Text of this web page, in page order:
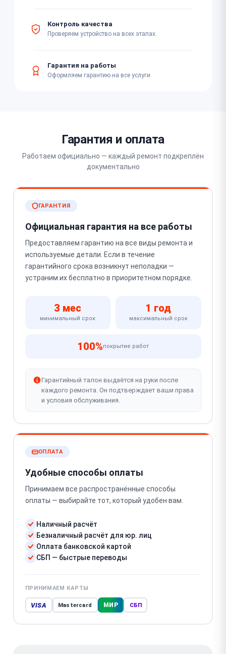
Контроль качества
Проверяем устройство на всех этапах.
Гарантия на работы
Оформляем гарантию на все услуги.
Гарантия и оплата
Работаем официально — каждый ремонт подкреплён
документально
ГАРАНТИЯ
Официальная гарантия на все работы
Предоставляем гарантию на все виды ремонта и
используемые детали. Если в течение
гарантийного срока возникнут неполадки —
устраним их бесплатно в приоритетном порядке.
3 мес
минимальный срок
1 год
максимальный срок
100%покрытие работ
Гарантийный талон выдаётся на руки после
каждого ремонта. Он подтверждает ваши права
и условия обслуживания.
ОПЛАТА
Удобные способы оплаты
Принимаем все распространённые способы
оплаты — выбирайте тот, который удобен вам.
Наличный расчёт
Безналичный расчёт для юр. лиц
Оплата банковской картой
СБП — быстрые переводы
ПРИНИМАЕМ КАРТЫ
VISA Mastercard МИР СБП